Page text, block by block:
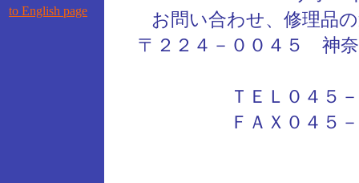
to English page
お問い合わせ、修理品
〒２２４－００４５ 神
ＴＥＬ０４５
ＦＡＸ０４５